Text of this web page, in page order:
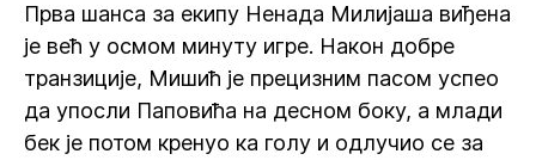
Прва шанса за екипу Ненада Милијаша виђена
је већ у осмом минуту игре. Након добре
транзиције, Мишић је прецизним пасом успео
да упосли Паповића на десном боку, а млади
бек је потом кренуо ка голу и одлучио се за